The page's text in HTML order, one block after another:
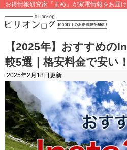
お得情報研究家「まめ」が家電情報をお届け
【2025年】おすすめの
較5選｜格安料金で安い！
2025年2月18日 更新